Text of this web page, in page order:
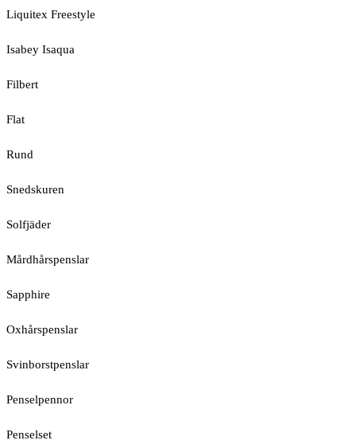
Liquitex Freestyle
Isabey Isaqua
Filbert
Flat
Rund
Snedskuren
Solfjäder
Mårdhårspenslar
Sapphire
Oxhårspenslar
Svinborstpenslar
Penselpennor
Penselset